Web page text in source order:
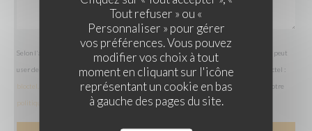
Tout refuser » ou «
Personnaliser » pour gérer
vos préférences. Vous pouvez
modifier vos choix à tout
moment en cliquant sur l'icône
représentant un cookie en bas
à gauche des pages du site.
Selon l'article L.223-2 du code de la consommation, il est rappelé que le consommateur peut
user de son droit à s'inscrire sur la liste d'opposition au démarchage téléphonique Bloctel :
bloctel.gouv.fr
. Pour plus d'informations sur le traitement de vos données, consultez notre
politique de confidentialité.